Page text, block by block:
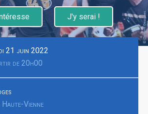
J'y serai !
21 juin 2022
de 20h00
Haute-Vienne